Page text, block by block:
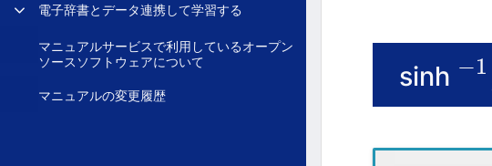
電子辞書とデータ連携して学習する
マニュアルサービスで利用しているオープン
ソースソフトウェアについて
マニュアルの変更履歴
sinh −1
−1